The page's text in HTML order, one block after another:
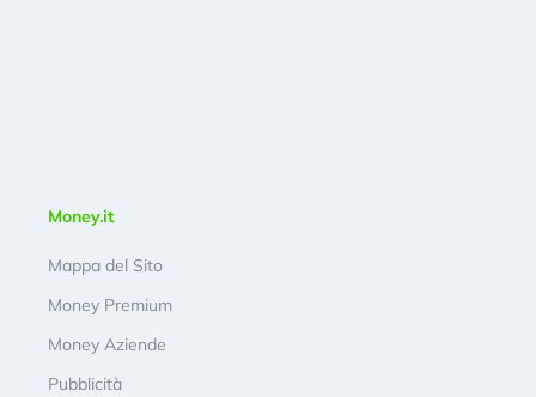
Money.it
Mappa del Sito
Money Premium
Money Aziende
Pubblicità